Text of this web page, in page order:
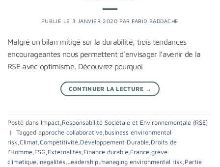
PUBLIÉ LE 3 JANVIER 2020 PAR FARID BADDACHE
Malgré un bilan mitigé sur la durabilité, trois tendances
encourageantes nous permettent d’envisager l’avenir de la
RSE avec optimisme. Découvrez pourquoi
CONTINUER LA LECTURE →
Posté dans Impact Responsabilité Sociétale et Environnementale (RSE)
|
Tagged approche collaborative business environmental
risk Climat Compétitivité Développement Durable Droits de
l’Homme ESG Externalités Finance durable France grève
climatique Inégalités Leadership managing environmental risk Partie